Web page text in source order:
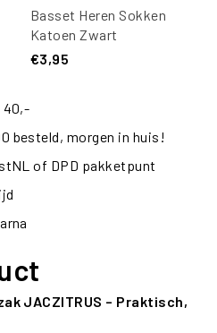
Basset Heren Sokken
Katoen Zwart
€3,95
40,-
besteld, morgen in huis!
of DPD pakketpunt
JACZITRUS – Praktisch,